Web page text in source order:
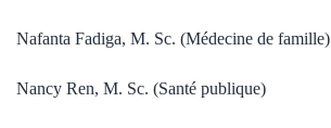
Nafanta Fadiga, M. Sc. (Médecine de famille)
Nancy Ren, M. Sc. (Santé publique)